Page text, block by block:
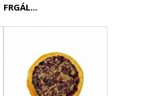
FRGÁL...